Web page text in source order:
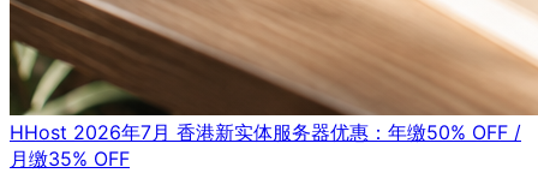
HHost 2026年7月 香港新实体服务器优惠：年缴50% OFF /
月缴35% OFF